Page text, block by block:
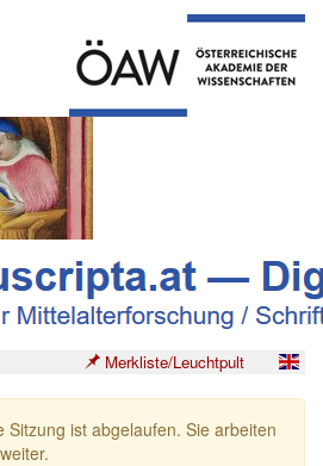
Merkliste/Leuchtpult
Sitzung ist abgelaufen. Sie arbeiten